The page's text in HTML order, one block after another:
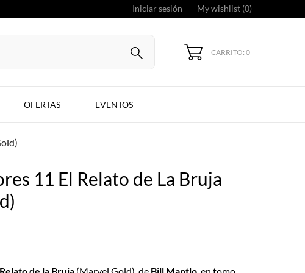
Iniciar sesión My wishlist (0)
CARRITO: 0
OFERTAS EVENTOS
11 El Relato de La Bruja